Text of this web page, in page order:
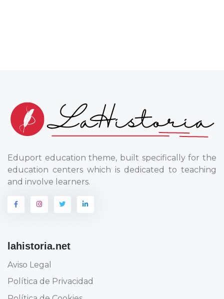
Eduport education theme, built specifically for the
education centers which is dedicated to teaching
and involve learners.
lahistoria.net
Aviso Legal
Política de Privacidad